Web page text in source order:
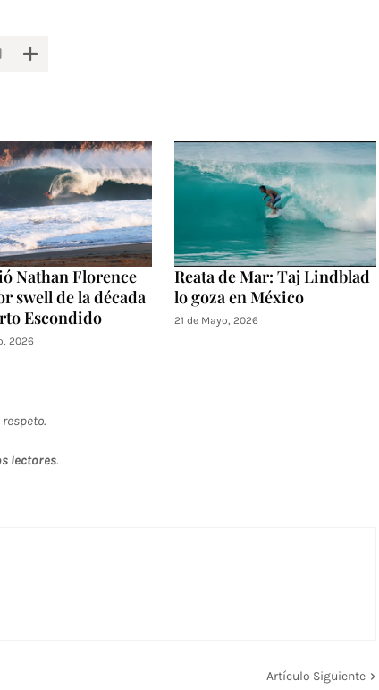
Nathan Florence
swell de la década
Escondido
2026
Reata de Mar: Taj Lindblad
lo goza en México
21 de Mayo, 2026
lectores.
Artículo Siguiente